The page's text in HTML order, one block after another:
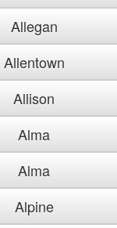
Allegan
Allentown
Allison
Alma
Alma
Alpine